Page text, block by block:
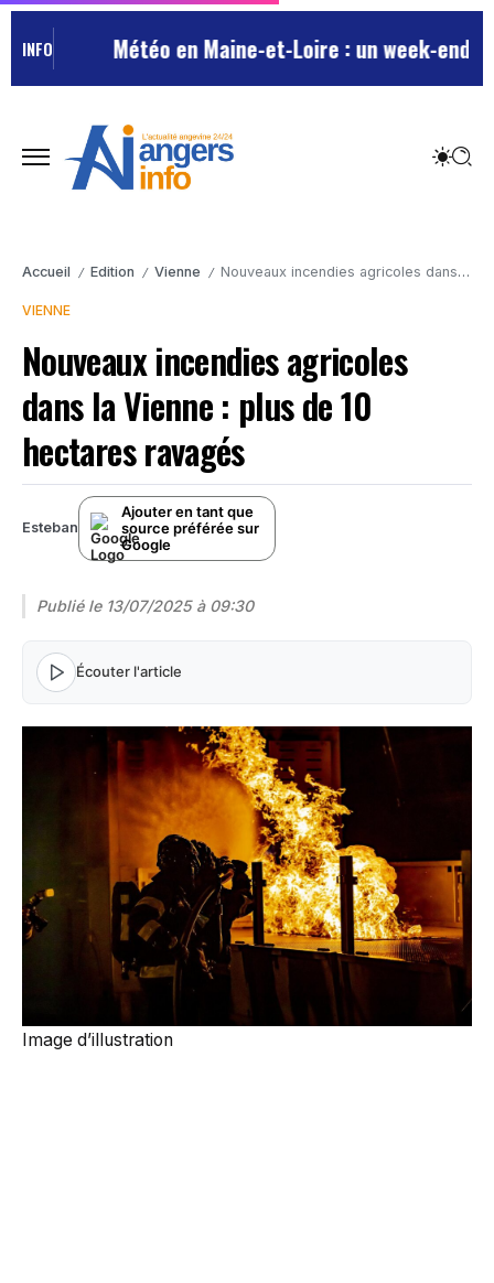
INFO Météo en Maine-et-Loire : un week-end
Accueil / Edition / Vienne / Nouveaux incendies agricoles dans la Vienne : plus de 10 hectares ravagés
VIENNE
Nouveaux incendies agricoles
dans la Vienne : plus de 10
hectares ravagés
Esteban
Ajouter en tant que
source préférée sur
Google
Publié le 13/07/2025 à 09:30
Écouter l'article
Image d’illustration